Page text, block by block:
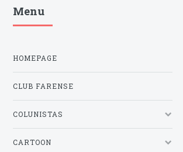
Menu
HOMEPAGE
CLUB FARENSE
COLUNISTAS
CARTOON